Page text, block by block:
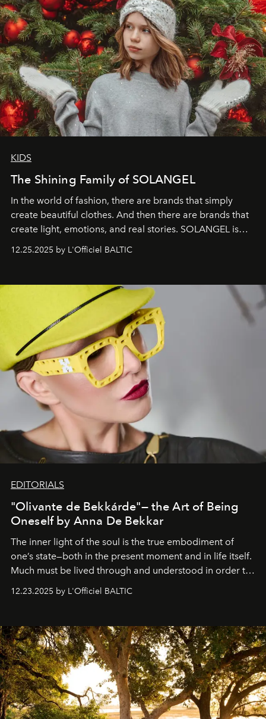
KIDS
The Shining Family of SOLANGEL
In the world of fashion, there are brands that simply
create beautiful clothes. And then there are brands that
create light, emotions, and real stories. SOLANGEL is
12.25.2025 by L'Officiel BALTIC
EDITORIALS
"Olivante de Bekkárde"— the Art of Being
Oneself by Anna De Bekkar
The inner light of the soul is the true embodiment of
one’s state—both in the present moment and in life itself.
Much must be lived through and understood in order to
everyone sees at once, not everyone understands
away. Time is essential, for beneath countless irresistible
masks, something truly beautiful hides modestly, without
seeking attention. To perceive the real essence, one
needs the art of reinterpretation. We have named this
look "Olivante".
12.23.2025 by L'Officiel BALTIC